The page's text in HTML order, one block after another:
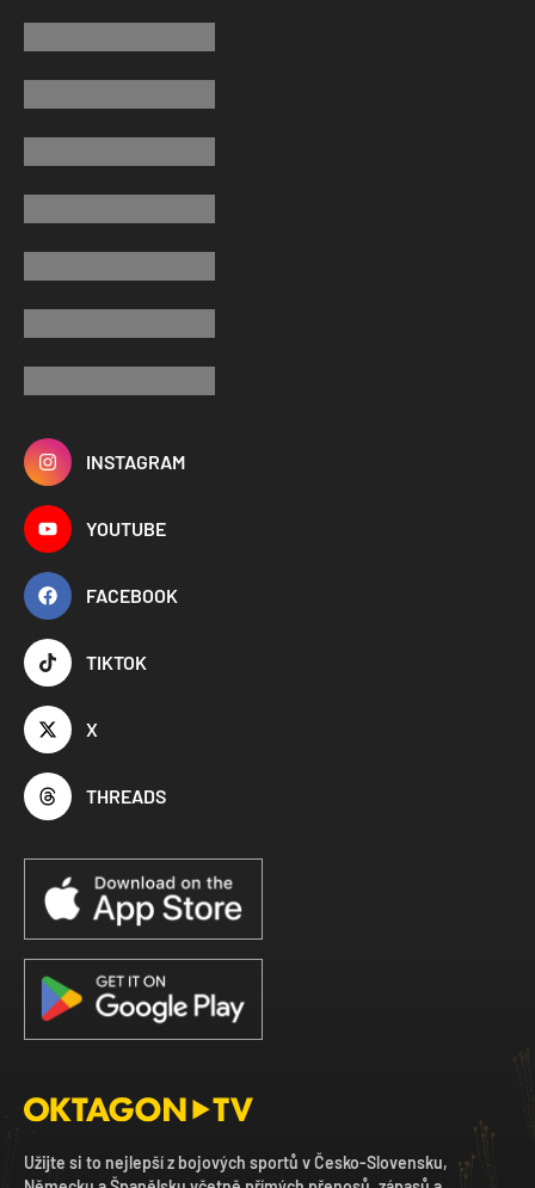
INSTAGRAM
YOUTUBE
FACEBOOK
TIKTOK
X
THREADS
Užijte si to nejlepší z bojových sportů v Česko-Slovensku,